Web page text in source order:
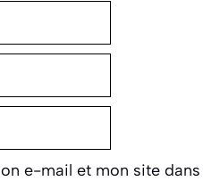
e-mail et mon site dans